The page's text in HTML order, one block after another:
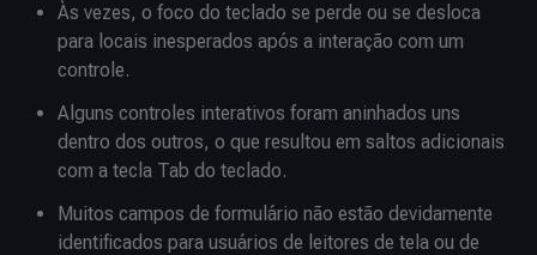
Às vezes, o foco do teclado se perde ou se desloca
para locais inesperados após a interação com um
controle.
Alguns controles interativos foram aninhados uns
dentro dos outros, o que resultou em saltos adicionais
com a tecla Tab do teclado.
Muitos campos de formulário não estão devidamente
identificados para usuários de leitores de tela ou de